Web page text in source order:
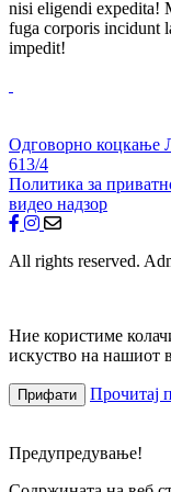
nisi eligendi expedita!
fuga corporis incidunt
impedit!
Одговорно коцкање
613/4
Политика за
видео надзор
All rights reserved.
Ние користиме
искуство на нашиот
Прифати Прочитај
Предупредување!